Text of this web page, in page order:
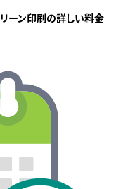
ーン印刷の詳しい料金